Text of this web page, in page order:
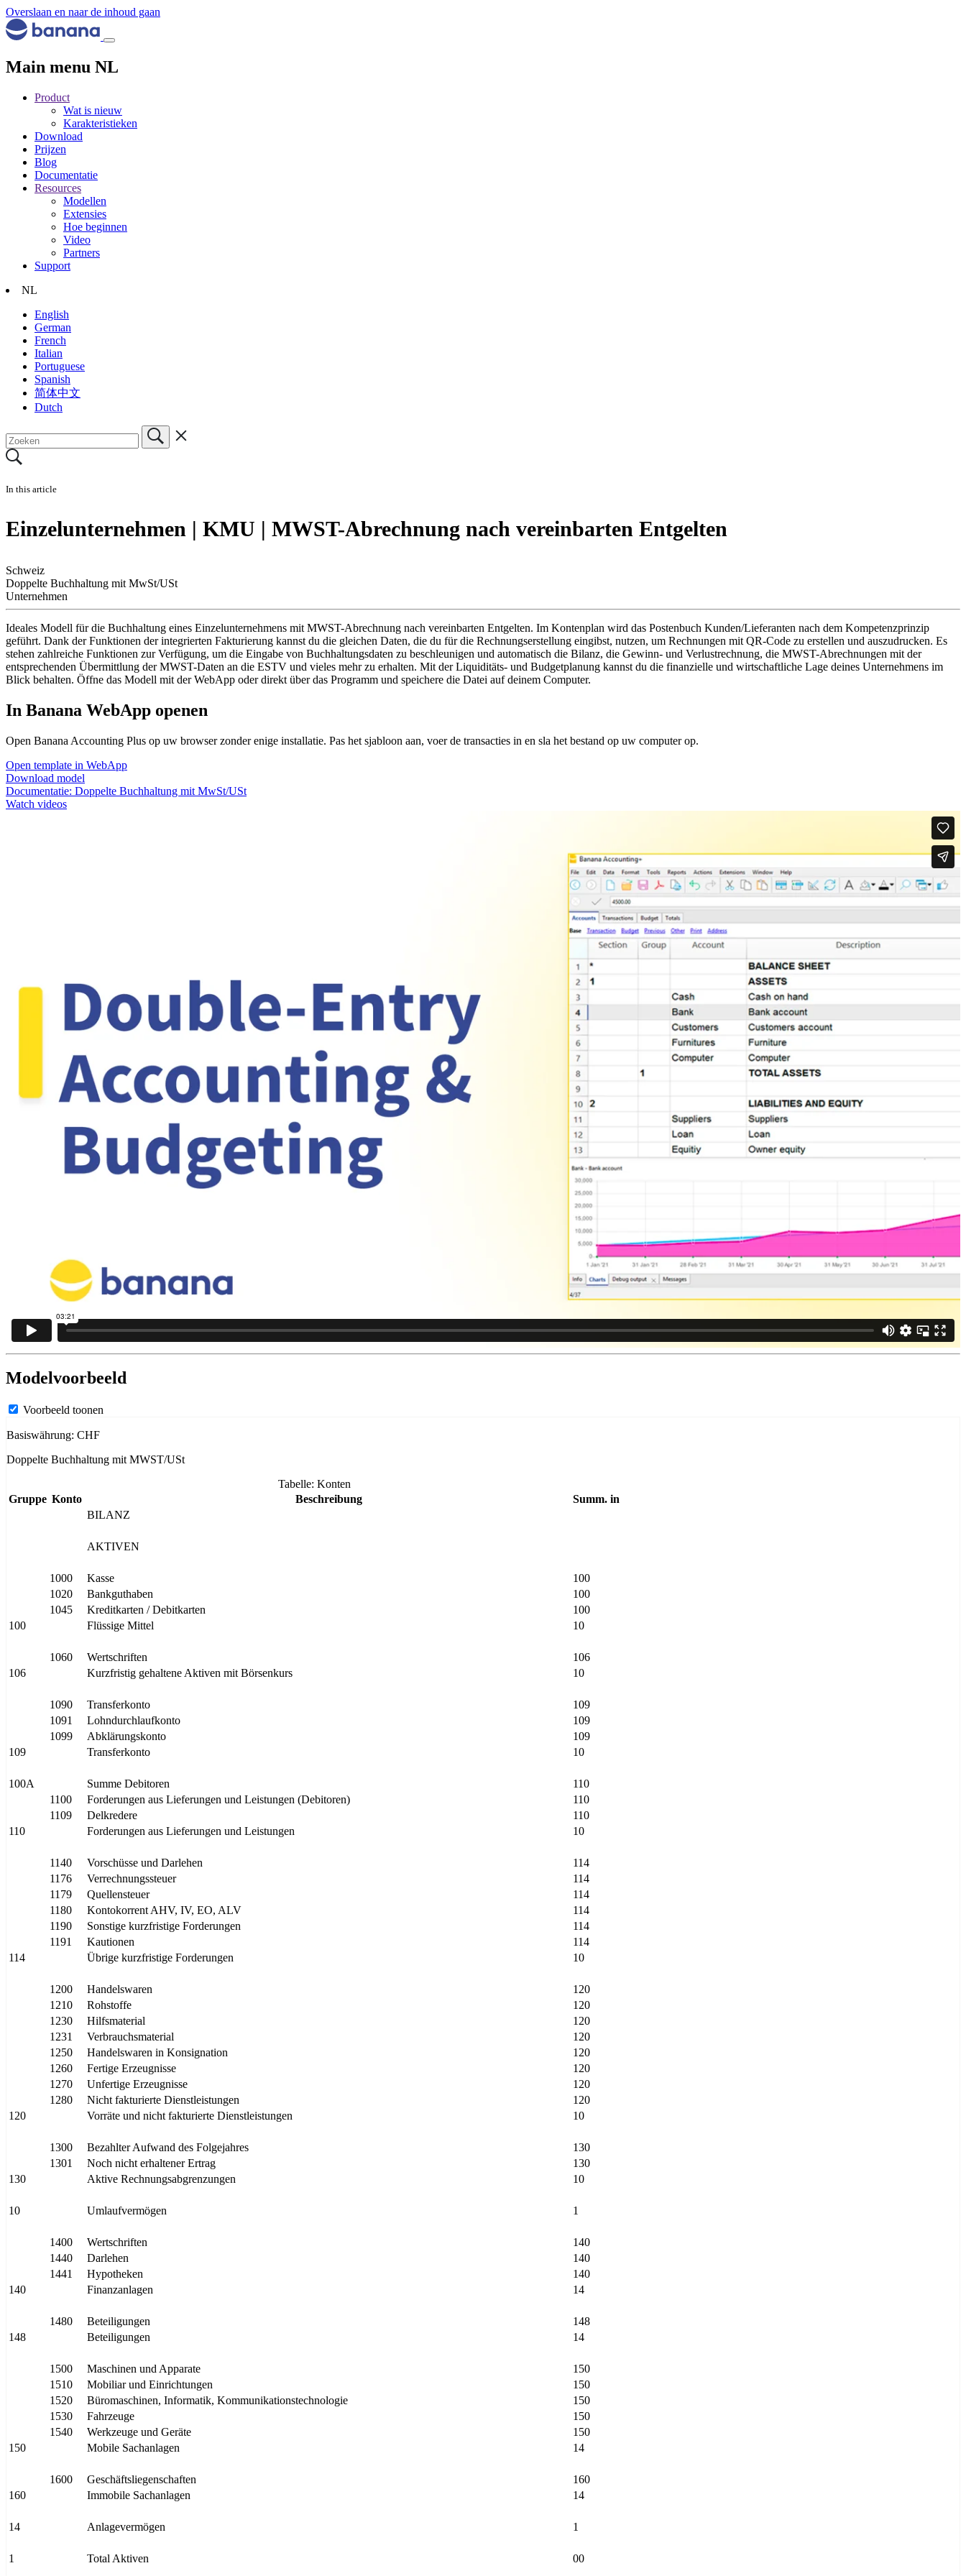
Overslaan en naar de inhoud gaan
Main menu NL
Product
Wat is nieuw
Karakteristieken
Download
Prijzen
Blog
Documentatie
Resources
Modellen
Extensies
Hoe beginnen
Video
Partners
Support
NL
English
German
French
Italian
Portuguese
Spanish
简体中文
Dutch
In this article
Einzelunternehmen | KMU | MWST-Abrechnung nach vereinbarten Entgelten
Schweiz
Doppelte Buchhaltung mit MwSt/USt
Unternehmen
Ideales Modell für die Buchhaltung eines Einzelunternehmens mit MWST-Abrechnung nach vereinbarten Entgelten. Im Kontenplan wird das Postenbuch Kunden/Lieferanten nach dem Kompetenzprinzip
geführt. Dank der Funktionen der integrierten Fakturierung kannst du die gleichen Daten, die du für die Rechnungserstellung eingibst, nutzen, um Rechnungen mit QR-Code zu erstellen und auszudrucken. Es
stehen zahlreiche Funktionen zur Verfügung, um die Eingabe von Buchhaltungsdaten zu beschleunigen und automatisch die Bilanz, die Gewinn- und Verlustrechnung, die MWST-Abrechnungen mit der
entsprechenden Übermittlung der MWST-Daten an die ESTV und vieles mehr zu erhalten. Mit der Liquiditäts- und Budgetplanung kannst du die finanzielle und wirtschaftliche Lage deines Unternehmens im
Blick behalten. Öffne das Modell mit der WebApp oder direkt über das Programm und speichere die Datei auf deinem Computer.
In Banana WebApp openen
Open Banana Accounting Plus op uw browser zonder enige installatie. Pas het sjabloon aan, voer de transacties in en sla het bestand op uw computer op.
Open template in WebApp
Download model
Documentatie: Doppelte Buchhaltung mit MwSt/USt
Watch videos
Modelvoorbeeld
Voorbeeld toonen
Basiswährung: CHF
Doppelte Buchhaltung mit MWST/USt
Tabelle: Konten
Gruppe Konto Beschreibung
Summ. in
BILANZ
AKTIVEN
1000 Kasse
100
1020
Bankguthaben
100
1045
Kreditkarten / Debitkarten
100
100
Flüssige Mittel 10
1060 Wertschriften
106
106
Kurzfristig gehaltene Aktiven mit Börsenkurs 10
1090 Transferkonto
109
1091
Lohndurchlaufkonto
109
1099
Abklärungskonto
109
109
Transferkonto 10
100A Summe Debitoren
110
1100
Forderungen aus Lieferungen und Leistungen (Debitoren)
110
1109
Delkredere
110
110
Forderungen aus Lieferungen und Leistungen 10
1140 Vorschüsse und Darlehen
114
1176
Verrechnungssteuer
114
1179
Quellensteuer
114
1180
Kontokorrent AHV, IV, EO, ALV
114
1190
Sonstige kurzfristige Forderungen
114
1191
Kautionen
114
114
Übrige kurzfristige Forderungen 10
1200 Handelswaren
120
1210
Rohstoffe
120
1230
Hilfsmaterial
120
1231
Verbrauchsmaterial
120
1250
Handelswaren in Konsignation
120
1260
Fertige Erzeugnisse
120
1270
Unfertige Erzeugnisse
120
1280
Nicht fakturierte Dienstleistungen
120
120
Vorräte und nicht fakturierte Dienstleistungen 10
1300 Bezahlter Aufwand des Folgejahres
130
1301
Noch nicht erhaltener Ertrag
130
130
Aktive Rechnungsabgrenzungen 10
10 Umlaufvermögen 1
1400 Wertschriften
140
1440
Darlehen
140
1441
Hypotheken
140
140
Finanzanlagen 14
1480 Beteiligungen
148
148
Beteiligungen 14
1500 Maschinen und Apparate
150
1510
Mobiliar und Einrichtungen
150
1520
Büromaschinen, Informatik, Kommunikationstechnologie
150
1530
Fahrzeuge
150
1540
Werkzeuge und Geräte
150
150
Mobile Sachanlagen 14
1600 Geschäftsliegenschaften
160
160
Immobile Sachanlagen 14
14 Anlagevermögen 1
1 Total Aktiven 00